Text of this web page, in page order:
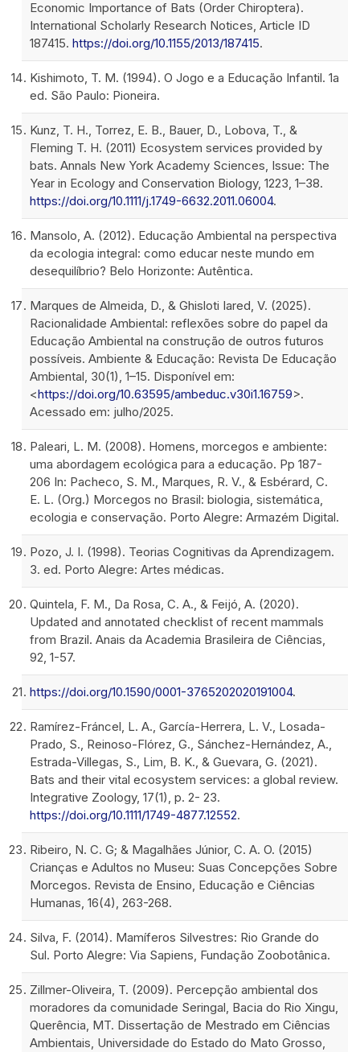
Economic Importance of Bats (Order Chiroptera).
International Scholarly Research Notices, Article ID
187415. https://doi.org/10.1155/2013/187415.
Kishimoto, T. M. (1994). O Jogo e a Educação Infantil. 1a
ed. São Paulo: Pioneira.
Kunz, T. H., Torrez, E. B., Bauer, D., Lobova, T., &
Fleming T. H. (2011) Ecosystem services provided by
bats. Annals New York Academy Sciences, Issue: The
Year in Ecology and Conservation Biology, 1223, 1–38.
https://doi.org/10.1111/j.1749-6632.2011.06004.
Mansolo, A. (2012). Educação Ambiental na perspectiva
da ecologia integral: como educar neste mundo em
desequilíbrio? Belo Horizonte: Autêntica.
Marques de Almeida, D., & Ghisloti Iared, V. (2025).
Racionalidade Ambiental: reflexões sobre do papel da
Educação Ambiental na construção de outros futuros
possíveis. Ambiente & Educação: Revista De Educação
Ambiental, 30(1), 1–15. Disponível em:
<https://doi.org/10.63595/ambeduc.v30i1.16759>.
Acessado em: julho/2025.
Paleari, L. M. (2008). Homens, morcegos e ambiente:
uma abordagem ecológica para a educação. Pp 187-
206 In: Pacheco, S. M., Marques, R. V., & Esbérard, C.
E. L. (Org.) Morcegos no Brasil: biologia, sistemática,
ecologia e conservação. Porto Alegre: Armazém Digital.
Pozo, J. I. (1998). Teorias Cognitivas da Aprendizagem.
3. ed. Porto Alegre: Artes médicas.
Quintela, F. M., Da Rosa, C. A., & Feijó, A. (2020).
Updated and annotated checklist of recent mammals
from Brazil. Anais da Academia Brasileira de Ciências,
92, 1-57.
https://doi.org/10.1590/0001-3765202020191004.
Ramírez-Fráncel, L. A., García-Herrera, L. V., Losada-
Prado, S., Reinoso-Flórez, G., Sánchez-Hernández, A.,
Estrada-Villegas, S., Lim, B. K., & Guevara, G. (2021).
Bats and their vital ecosystem services: a global review.
Integrative Zoology, 17(1), p. 2- 23.
https://doi.org/10.1111/1749-4877.12552.
Ribeiro, N. C. G; & Magalhães Júnior, C. A. O. (2015)
Crianças e Adultos no Museu: Suas Concepções Sobre
Morcegos. Revista de Ensino, Educação e Ciências
Humanas, 16(4), 263-268.
Silva, F. (2014). Mamíferos Silvestres: Rio Grande do
Sul. Porto Alegre: Via Sapiens, Fundação Zoobotânica.
Zillmer-Oliveira, T. (2009). Percepção ambiental dos
moradores da comunidade Seringal, Bacia do Rio Xingu,
Querência, MT. Dissertação de Mestrado em Ciências
Ambientais, Universidade do Estado do Mato Grosso,